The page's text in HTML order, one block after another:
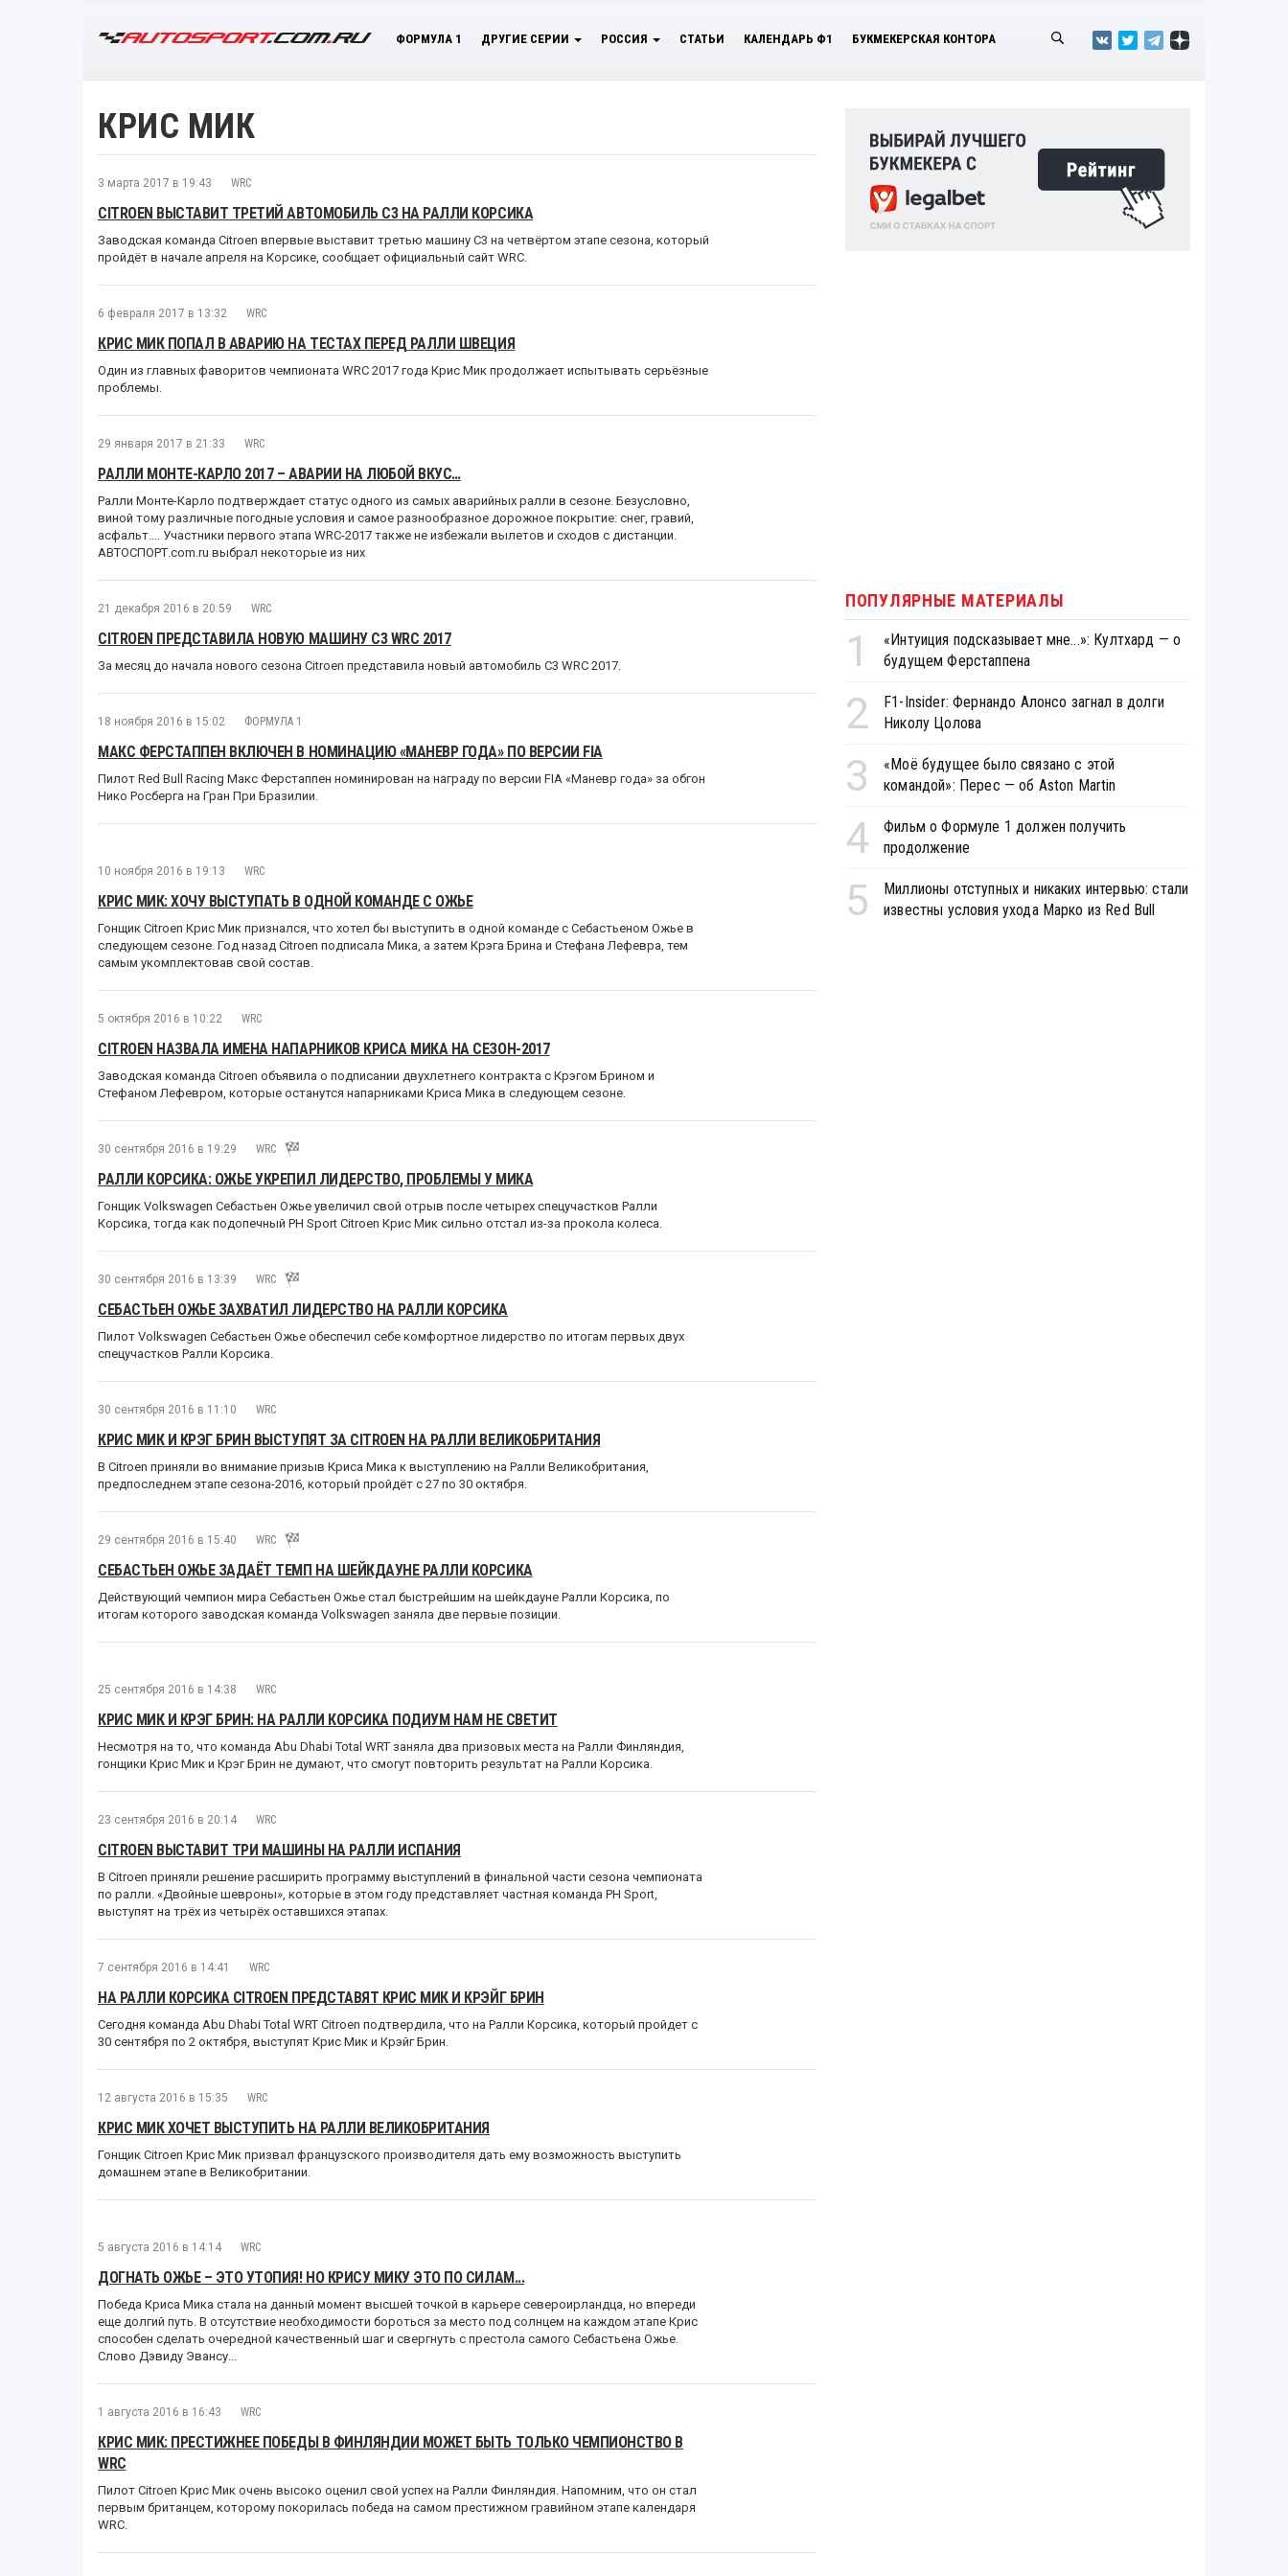
ФОРМУЛА 1 ДРУГИЕ СЕРИИ РОССИЯ СТАТЬИ КАЛЕНДАРЬ Ф1 БУКМЕКЕРСКАЯ КОНТОРА
КРИС МИК
3 марта 2017 в 19:43 WRC
CITROEN ВЫСТАВИТ ТРЕТИЙ АВТОМОБИЛЬ C3 НА РАЛЛИ КОРСИКА
Заводская команда Citroen впервые выставит третью машину C3 на четвёртом этапе сезона, который
пройдёт в начале апреля на Корсике, сообщает официальный сайт WRC.
6 февраля 2017 в 13:32 WRC
КРИС МИК ПОПАЛ В АВАРИЮ НА ТЕСТАХ ПЕРЕД РАЛЛИ ШВЕЦИЯ
Один из главных фаворитов чемпионата WRC 2017 года Крис Мик продолжает испытывать серьёзные
проблемы.
29 января 2017 в 21:33 WRC
РАЛЛИ МОНТЕ-КАРЛО 2017 – АВАРИИ НА ЛЮБОЙ ВКУС…
Ралли Монте-Карло подтверждает статус одного из самых аварийных ралли в сезоне. Безусловно,
виной тому различные погодные условия и самое разнообразное дорожное покрытие: снег, гравий,
асфальт.... Участники первого этапа WRC-2017 также не избежали вылетов и сходов с дистанции.
АВТОСПОРТ.com.ru выбрал некоторые из них
21 декабря 2016 в 20:59 WRC
CITROEN ПРЕДСТАВИЛА НОВУЮ МАШИНУ C3 WRC 2017
За месяц до начала нового сезона Citroen представила новый автомобиль C3 WRC 2017.
18 ноября 2016 в 15:02 ФОРМУЛА 1
МАКС ФЕРСТАППЕН ВКЛЮЧЕН В НОМИНАЦИЮ «МАНЕВР ГОДА» ПО ВЕРСИИ FIA
Пилот Red Bull Racing Макс Ферстаппен номинирован на награду по версии FIA «Маневр года» за обгон
Нико Росберга на Гран При Бразилии.
10 ноября 2016 в 19:13 WRC
КРИС МИК: ХОЧУ ВЫСТУПАТЬ В ОДНОЙ КОМАНДЕ С ОЖЬЕ
Гонщик Citroen Крис Мик признался, что хотел бы выступить в одной команде с Себастьеном Ожье в
следующем сезоне. Год назад Citroen подписала Мика, а затем Крэга Брина и Стефана Лефевра, тем
самым укомплектовав свой состав.
5 октября 2016 в 10:22 WRC
CITROEN НАЗВАЛА ИМЕНА НАПАРНИКОВ КРИСА МИКА НА СЕЗОН-2017
Заводская команда Citroen объявила о подписании двухлетнего контракта с Крэгом Брином и
Стефаном Лефевром, которые останутся напарниками Криса Мика в следующем сезоне.
30 сентября 2016 в 19:29 WRC
РАЛЛИ КОРСИКА: ОЖЬЕ УКРЕПИЛ ЛИДЕРСТВО, ПРОБЛЕМЫ У МИКА
Гонщик Volkswagen Себастьен Ожье увеличил свой отрыв после четырех спецучастков Ралли
Корсика, тогда как подопечный PH Sport Citroen Крис Мик сильно отстал из-за прокола колеса.
30 сентября 2016 в 13:39 WRC
СЕБАСТЬЕН ОЖЬЕ ЗАХВАТИЛ ЛИДЕРСТВО НА РАЛЛИ КОРСИКА
Пилот Volkswagen Себастьен Ожье обеспечил себе комфортное лидерство по итогам первых двух
спецучастков Ралли Корсика.
30 сентября 2016 в 11:10 WRC
КРИС МИК И КРЭГ БРИН ВЫСТУПЯТ ЗА CITROEN НА РАЛЛИ ВЕЛИКОБРИТАНИЯ
В Citroen приняли во внимание призыв Криса Мика к выступлению на Ралли Великобритания,
предпоследнем этапе сезона-2016, который пройдёт c 27 по 30 октября.
29 сентября 2016 в 15:40 WRC
СЕБАСТЬЕН ОЖЬЕ ЗАДАЁТ ТЕМП НА ШЕЙКДАУНЕ РАЛЛИ КОРСИКА
Действующий чемпион мира Себастьен Ожье стал быстрейшим на шейкдауне Ралли Корсика, по
итогам которого заводская команда Volkswagen заняла две первые позиции.
25 сентября 2016 в 14:38 WRC
КРИС МИК И КРЭГ БРИН: НА РАЛЛИ КОРСИКА ПОДИУМ НАМ НЕ СВЕТИТ
Несмотря на то, что команда Abu Dhabi Total WRT заняла два призовых места на Ралли Финляндия,
гонщики Крис Мик и Крэг Брин не думают, что смогут повторить результат на Ралли Корсика.
23 сентября 2016 в 20:14 WRC
CITROEN ВЫСТАВИТ ТРИ МАШИНЫ НА РАЛЛИ ИСПАНИЯ
В Citroen приняли решение расширить программу выступлений в финальной части сезона чемпионата
по ралли. «Двойные шевроны», которые в этом году представляет частная команда PH Sport,
выступят на трёх из четырёх оставшихся этапах.
7 сентября 2016 в 14:41 WRC
НА РАЛЛИ КОРСИКА CITROEN ПРЕДСТАВЯТ КРИС МИК И КРЭЙГ БРИН
Сегодня команда Abu Dhabi Total WRT Citroen подтвердила, что на Ралли Корсика, который пройдет с
30 сентября по 2 октября, выступят Крис Мик и Крэйг Брин.
12 августа 2016 в 15:35 WRC
КРИС МИК ХОЧЕТ ВЫСТУПИТЬ НА РАЛЛИ ВЕЛИКОБРИТАНИЯ
Гонщик Citroen Крис Мик призвал французского производителя дать ему возможность выступить
домашнем этапе в Великобритании.
5 августа 2016 в 14:14 WRC
ДОГНАТЬ ОЖЬЕ – ЭТО УТОПИЯ! НО КРИСУ МИКУ ЭТО ПО СИЛАМ...
Победа Криса Мика стала на данный момент высшей точкой в карьере североирландца, но впереди
еще долгий путь. В отсутствие необходимости бороться за место под солнцем на каждом этапе Крис
способен сделать очередной качественный шаг и свергнуть с престола самого Себастьена Ожье.
Слово Дэвиду Эвансу...
1 августа 2016 в 16:43 WRC
КРИС МИК: ПРЕСТИЖНЕЕ ПОБЕДЫ В ФИНЛЯНДИИ МОЖЕТ БЫТЬ ТОЛЬКО ЧЕМПИОНСТВО В
WRC
Пилот Citroen Крис Мик очень высоко оценил свой успех на Ралли Финляндия. Напомним, что он стал
первым британцем, которому покорилась победа на самом престижном гравийном этапе календаря
WRC.
ПОПУЛЯРНЫЕ МАТЕРИАЛЫ
1
«Интуиция подсказывает мне...»: Култхард — о
будущем Ферстаппена
2
F1-Insider: Фернандо Алонсо загнал в долги
Николу Цолова
3
«Моё будущее было связано с этой
командой»: Перес — об Aston Martin
4
Фильм о Формуле 1 должен получить
продолжение
5
Миллионы отступных и никаких интервью: стали
известны условия ухода Марко из Red Bull